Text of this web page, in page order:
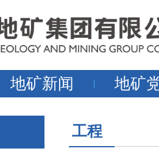
地矿新闻 地矿
工程